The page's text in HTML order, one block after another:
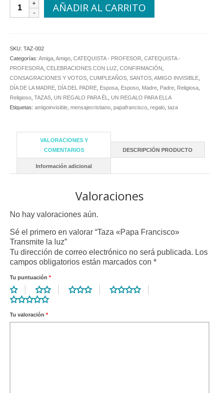
"Papa
luz
cantidad
AÑADIR AL CARRITO
SKU: TAZ-002
Categorías: Amiga Amigo CATEQUISTA - PROFESOR CATEQUISTA -
PROFESORA CELEBRACIONES CON LUZ CONFIRMACIÓN
CONSAGRACIONES Y VOTOS CUMPLEAÑOS, SANTOS, AMIGO INVISIBLE
DÍA DE LA MADRE DÍA DEL PADRE Esposa Esposo Madre Padre Religiosa
Religioso TAZAS UN REGALO PARA ÉL
UN REGALO PARA ELLA
Etiquetas: amigoinvisible mensajecristiano papafrancisco regalo taza
VALORACIONES Y
COMENTARIOS
DESCRIPCIÓN PRODUCTO
Información adicional
Valoraciones
No hay valoraciones aún.
Sé el primero en valorar “Taza «Papa Francisco»
Transmite la luz”
Tu dirección de correo electrónico no será publicada. Los
campos obligatorios están marcados con *
Tu puntuación *
Tu valoración *